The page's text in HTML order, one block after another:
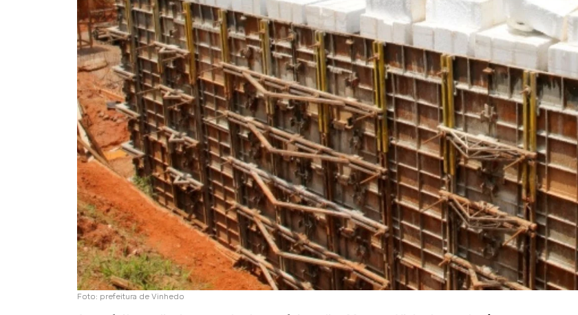
Foto: prefeitura de Vinhedo